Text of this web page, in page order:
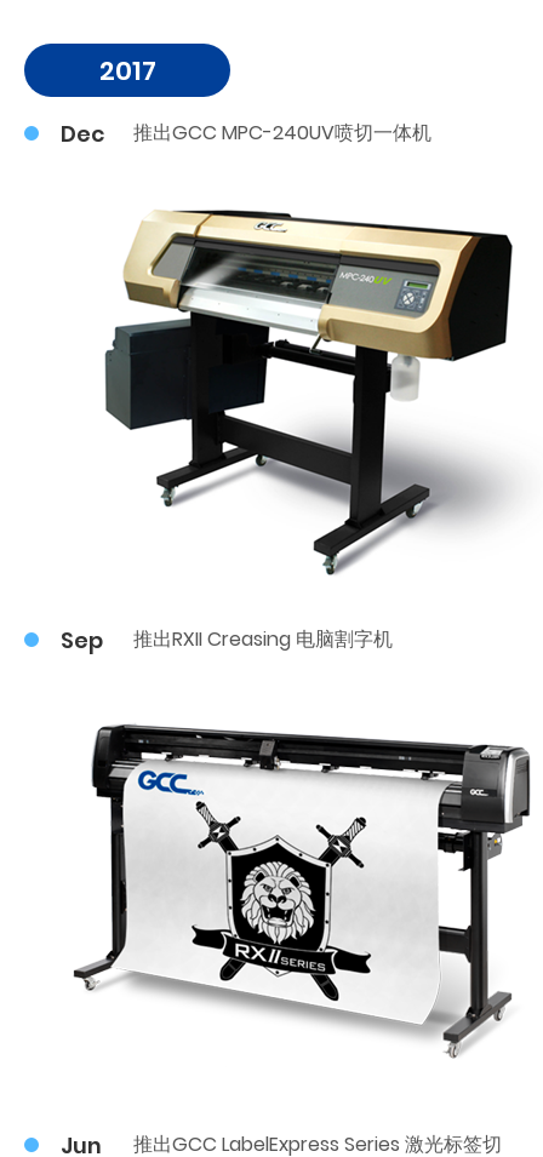
2017
Dec 推出GCC MPC-240UV喷切一体机
Sep 推出RXII Creasing 电脑割字机
Jun 推出GCC LabelExpress Series 激光标签切